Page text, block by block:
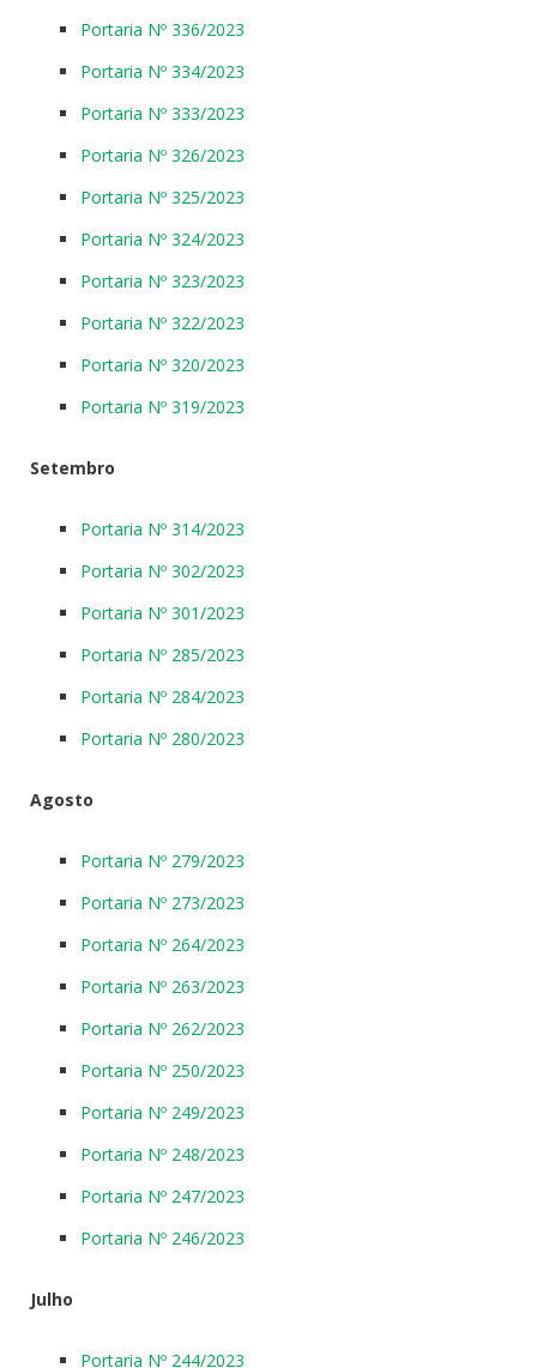
Portaria Nº 336/2023
Portaria Nº 334/2023
Portaria Nº 333/2023
Portaria Nº 326/2023
Portaria Nº 325/2023
Portaria Nº 324/2023
Portaria Nº 323/2023
Portaria Nº 322/2023
Portaria Nº 320/2023
Portaria Nº 319/2023
Setembro
Portaria Nº 314/2023
Portaria Nº 302/2023
Portaria Nº 301/2023
Portaria Nº 285/2023
Portaria Nº 284/2023
Portaria Nº 280/2023
Agosto
Portaria Nº 279/2023
Portaria Nº 273/2023
Portaria Nº 264/2023
Portaria Nº 263/2023
Portaria Nº 262/2023
Portaria Nº 250/2023
Portaria Nº 249/2023
Portaria Nº 248/2023
Portaria Nº 247/2023
Portaria Nº 246/2023
Julho
Portaria Nº 244/2023